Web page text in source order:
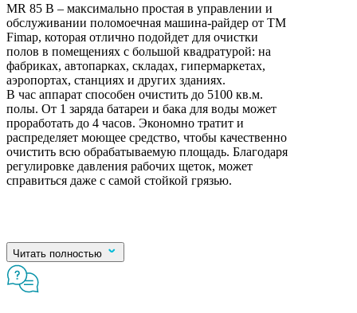
MR 85 B – максимально простая в управлении и
обслуживании поломоечная машина-райдер от TM
Fimap, которая отлично подойдет для очистки
полов в помещениях с большой квадратурой: на
фабриках, автопарках, складах, гипермаркетах,
аэропортах, станциях и других зданиях.
В час аппарат способен очистить до 5100 кв.м.
полы. От 1 заряда батареи и бака для воды может
проработать до 4 часов. Экономно тратит и
распределяет моющее средство, чтобы качественно
очистить всю обрабатываемую площадь. Благодаря
регулировке давления рабочих щеток, может
справиться даже с самой стойкой грязью.
Читать полностью